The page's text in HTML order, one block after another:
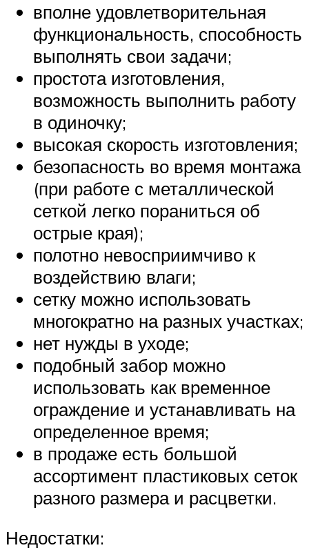
вполне удовлетворительная
функциональность, способность
выполнять свои задачи;
простота изготовления,
возможность выполнить работу
в одиночку;
высокая скорость изготовления;
безопасность во время монтажа
(при работе с металлической
сеткой легко пораниться об
острые края);
полотно невосприимчиво к
воздействию влаги;
сетку можно использовать
многократно на разных участках;
нет нужды в уходе;
подобный забор можно
использовать как временное
ограждение и устанавливать на
определенное время;
в продаже есть большой
ассортимент пластиковых сеток
разного размера и расцветки.
Недостатки: